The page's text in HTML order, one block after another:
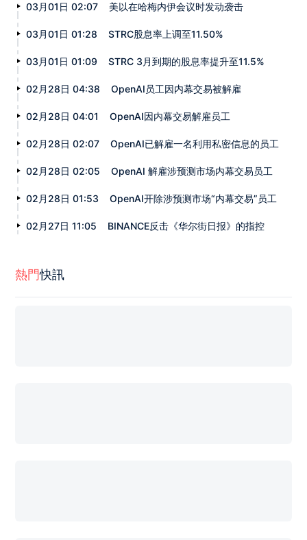
03月01日 02:07 美以在哈梅内伊会议时发动袭击
03月01日 01:28 STRC股息率上调至11.50%
03月01日 01:09 STRC 3月到期的股息率提升至11.5%
02月28日 04:38 OpenAI员工因内幕交易被解雇
02月28日 04:01 OpenAI因内幕交易解雇员工
02月28日 02:07 OpenAI已解雇一名利用私密信息的员工
02月28日 02:05 OpenAI 解雇涉预测市场内幕交易员工
02月28日 01:53 OpenAI开除涉预测市场“内幕交易”员工
02月27日 11:05 BINANCE反击《华尔街日报》的指控
熱門快訊